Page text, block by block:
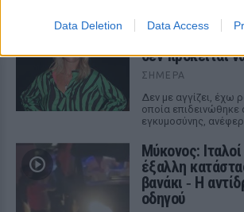
Data Deletion Data Access
Αριελ
δεν πρόκειται
ΣΉΜΕΡΑ
Δεν με αγγίζει, έχω
οποία επιδεινώθηκε
εγκυμοσύνης,
Μύκονος:
έξαλλη
βανάκι ‑ Η
οδηγού